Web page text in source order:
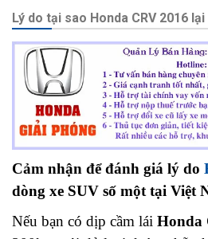
Lý do tại sao Honda CRV 2016
Cảm nhận để đánh giá lý do
dòng xe SUV số một tại Việt
Nếu bạn có dịp cầm lái Honda